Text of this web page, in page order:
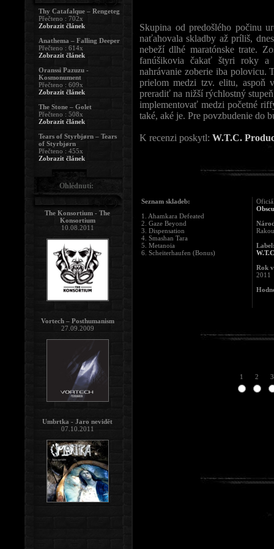
Skupina od predošlého počinu
naťahovala skladby až príliš,
nebeží dlhé maratónske trate.
fanúšikovia čakať štyri roky a
nahrávanie zoberie iba polovicu.
prielom medzi tzv. elitu, aspoň
preradiť na nižší rýchlostný
implementovať medzi početné
také, aké je. Pre povzbudenie do
K recenzi poskytl: W.T.C.
Seznam skladeb:
1. Ahamkara Defeated
2. Gaze Beyond
3. Dispensation
4. Smashan Tara
5. Metanoia
6. Scheiterhaufen (Bonus)
Rok
2011
1 2 3
Thy Catafalque – Rengeteg
Přečteno : 702x
Zobrazit článek
Anathema – Falling Deeper
Přečteno : 614x
Zobrazit článek
Oranssi Pazuzu -
Kosmonument
Přečteno : 609x
Zobrazit článek
The Stone – Golet
Přečteno : 508x
Zobrazit článek
Tears of Styrbjørn – Tears
of Styrbjørn
Přečteno : 455x
Zobrazit článek
Ohlédnutí:
The Konsortium - The
Konsortium
10.08.2011
Vortech – Posthumanism
27.09.2009
Umbrtka - Jaro nevidět
07.10.2011